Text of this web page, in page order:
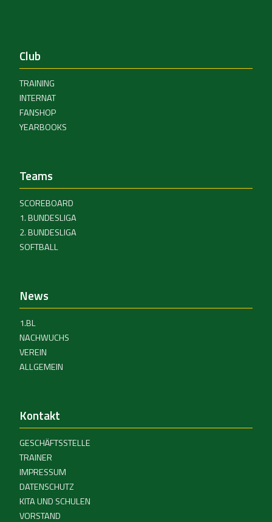
Club
TRAINING
INTERNAT
FANSHOP
YEARBOOKS
Teams
SCOREBOARD
1. BUNDESLIGA
2. BUNDESLIGA
SOFTBALL
News
1.BL
NACHWUCHS
VEREIN
ALLGEMEIN
Kontakt
GESCHÄFTSSTELLE
TRAINER
IMPRESSUM
DATENSCHUTZ
KITA UND SCHULEN
VORSTAND